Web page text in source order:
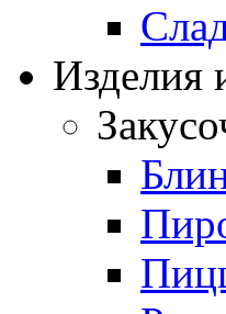
Изделия